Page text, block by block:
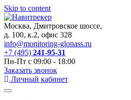
Skip to content
Москва, Дмитровское шоссе,
д. 100, к.2, офис 328
info@monitoring-glonass.ru
+7 (495) 241-95-31
Пн-Пт с 09:00 - 18:00
Заказать звонок
Личный кабинет